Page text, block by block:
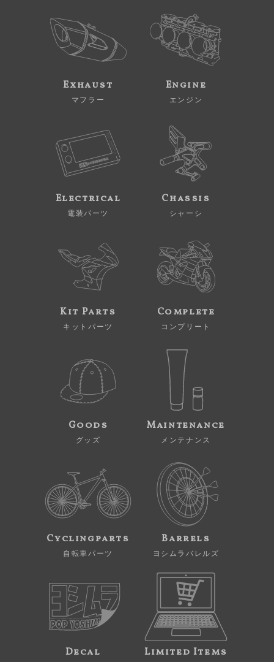
Exhaust
マフラー
Engine
エンジン
Electrical
電装パーツ
Chassis
シャーシ
Kit Parts
キットパーツ
Complete
コンプリート
Goods
グッズ
Maintenance
メンテナンス
Cyclingparts
自転車パーツ
Barrels
ヨシムラバレルズ
Decal Limited Items